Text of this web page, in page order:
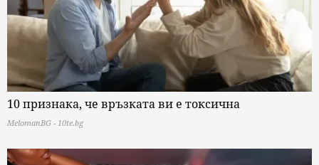
10 признака, че връзката ви е токсична
MelomanBG - 10te.bg